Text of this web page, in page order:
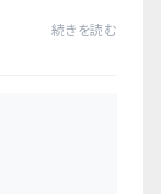
続きを読む